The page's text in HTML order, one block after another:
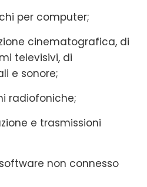
per computer;
cinematografica, di
televisivi, di
e sonore;
radiofoniche;
e trasmissioni
non connesso